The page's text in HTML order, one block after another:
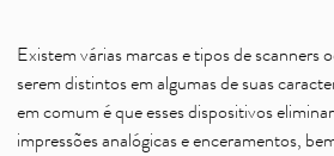
Existem várias marcas e tipos de scanners
serem distintos em algumas de suas
em comum é que esses dispositivos
impressões analógicas e enceramentos,